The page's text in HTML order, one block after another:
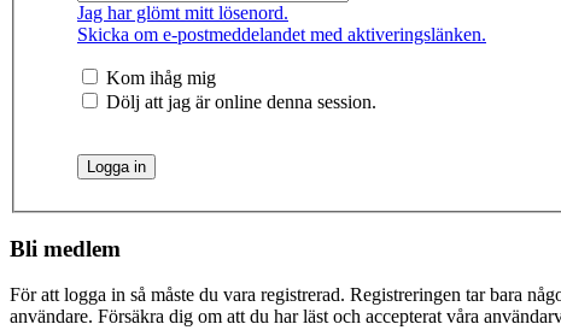
Jag har glömt mitt lösenord.
Skicka om e-postmeddelandet med aktiveringslänken.
Kom ihåg mig
Dölj att jag är online denna session.
Bli medlem
För att logga in så måste du vara registrerad. Registreringen tar bara
användare. Försäkra dig om att du har läst och accepterat våra